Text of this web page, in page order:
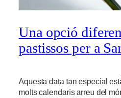
Una opció
pastissos per a
Aquesta data tan especial
molts calendaris arreu del